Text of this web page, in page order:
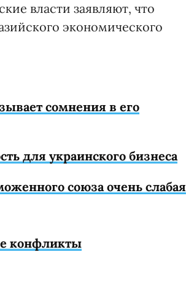
власти заявляют, что
экономического
сомнения в его
для украинского бизнеса
союза очень слабая
конфликты